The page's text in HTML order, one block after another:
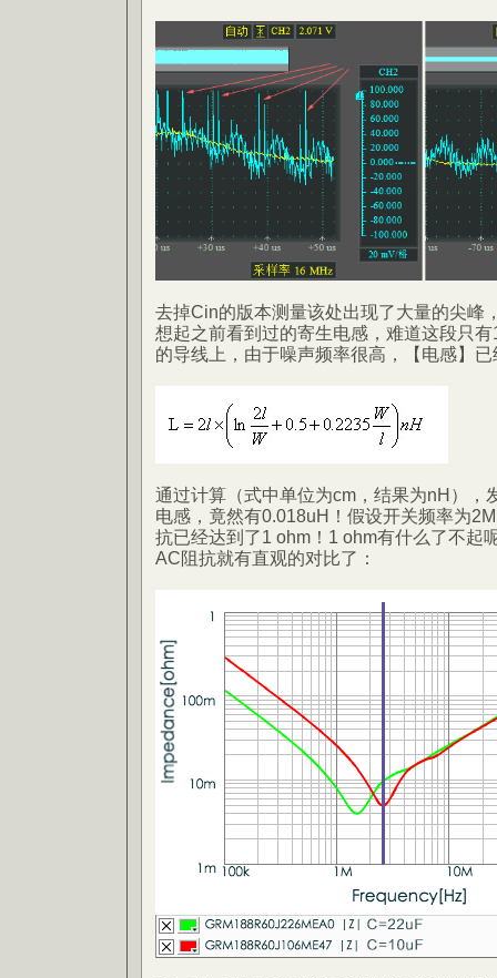
去掉Cin的版本测量该处出现了大量的尖峰
想起之前看到过的寄生电感，难道这段只
的导线上，由于噪声频率很高，【电感】
通过计算（式中单位为cm，结果为nH），
电感，竟然有0.018uH！假设开关频率为
抗已经达到了1 ohm！1 ohm有什么了不起
AC阻抗就有直观的对比了：